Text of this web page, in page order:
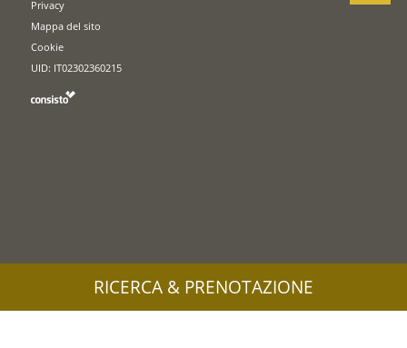
Privacy
Mappa del sito
Cookie
UID: IT02302360215
RICERCA & PRENOTAZIONE